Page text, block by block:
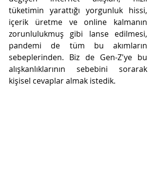
tüketimin yarattığı yorgunluk hissi,
içerik üretme ve online kalmanın
zorunlulukmuş gibi lanse edilmesi,
pandemi de tüm bu akımların
sebeplerinden. Biz de Gen-Z'ye bu
alışkanlıklarının sebebini sorarak
kişisel cevaplar almak istedik.